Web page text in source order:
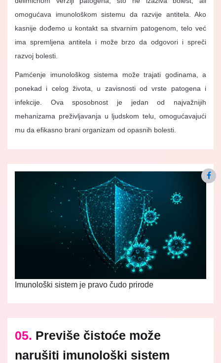
omogućava imunološkom sistemu da razvije antitela. Ako
kasnije dođemo u kontakt sa stvarnim patogenom, telo već
ima spremljena antitela i može brzo da odgovori i spreči
razvoj bolesti.
Pamćenje imunološkog sistema može trajati godinama, a
ponekad i celog života, u zavisnosti od vrste patogena i
infekcije. Ova sposobnost je jedan od najvažnijih
mehanizama preživljavanja u ljudskom telu, omogućavajući
mu da efikasno brani organizam od opasnih bolesti.
Imunološki sistem je pravo čudo prirode
05. Previše čistoće može
narušiti imunološki sistem